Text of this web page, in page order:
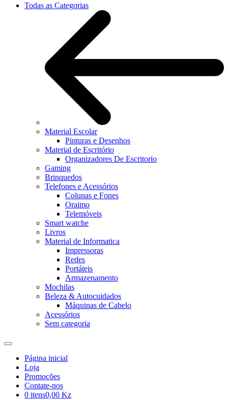
Todas as Categorias
Material Escolar
Pinturas e Desenhos
Material de Escritório
Organizadores De Escritorio
Gaming
Brinquedos
Telefones e Acessórios
Colunas e Fones
Oraimo
Telemóveis
Smart watche
Livros
Material de Informatica
Impressoras
Redes
Portáteis
Armazenamento
Mochilas
Beleza & Autocuidados
Máquinas de Cabelo
Acessórios
Sem categoria
Página inicial
Loja
Promoções
Contate-nos
0 itens0,00 Kz